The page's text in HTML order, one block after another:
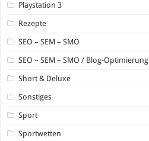
Playstation 3
Rezepte
SEO – SEM – SMO
SEO – SEM – SMO / Blog-Optimierung
Short & Deluxe
Sonstiges
Sport
Sportwetten